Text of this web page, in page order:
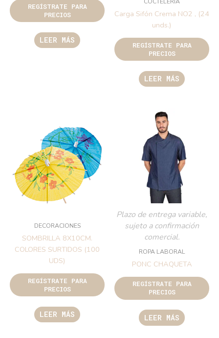
REGÍSTRATE PARA
PRECIOS
LEER MÁS
Carga Sifón Crema NO2 , (24
unds.)
REGÍSTRATE PARA
PRECIOS
LEER MÁS
DECORACIONES
SOMBRILLA 8X10CM.
COLORES SURTIDOS (100
UDS)
REGÍSTRATE PARA
PRECIOS
LEER MÁS
Plazo de entrega variable,
sujeto a confirmación
comercial.
ROPA LABORAL
PONC CHAQUETA
REGÍSTRATE PARA
PRECIOS
LEER MÁS